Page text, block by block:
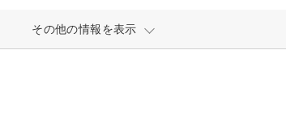
その他の情報を表示